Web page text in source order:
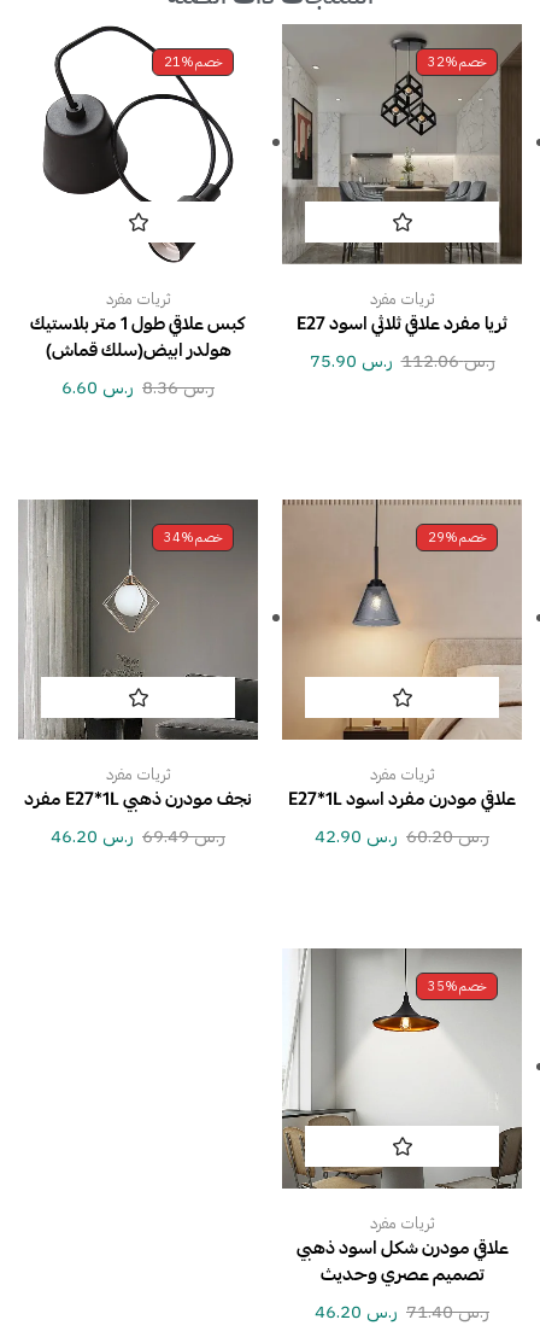
خصم32%
ثريات مفرد
ثريا مفرد علاقي ثلاثي اسود E27
ر.س112.06 ر.س
خصم21%
ثريات مفرد
كبس علاقي طول 1 متر بلاستيك
هولدر ابيض(سلك قماش)
ر.س8.36 ر.س
خصم29%
ثريات مفرد
علاقي مودرن مفرد اسود E27*1L
ر.س60.20 ر.س
خصم34%
ثريات مفرد
نجف مودرن ذهبي E27*1L مفرد
ر.س69.49 ر.س
خصم35%
ثريات مفرد
علاقي مودرن شكل اسود ذهبي
تصميم عصري وحديث
ر.س71.40 ر.س